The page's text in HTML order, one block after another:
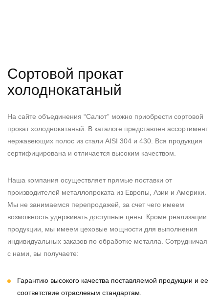
Сортовой прокат
холоднокатаный
На сайте объединения “Салют” можно приобрести сортовой
прокат холоднокатаный. В каталоге представлен ассортимент
нержавеющих полос из стали AISI 304 и 430. Вся продукция
сертифицирована и отличается высоким качеством.
Наша компания осуществляет прямые поставки от
производителей металлопроката из Европы, Азии и Америки.
Мы не занимаемся перепродажей, за счет чего имеем
возможность удерживать доступные цены. Кроме реализации
продукции, мы имеем цеховые мощности для выполнения
индивидуальных заказов по обработке металла. Сотрудничая
с нами, вы получаете:
Гарантию высокого качества поставляемой продукции и ее
соответствие отраслевым стандартам.